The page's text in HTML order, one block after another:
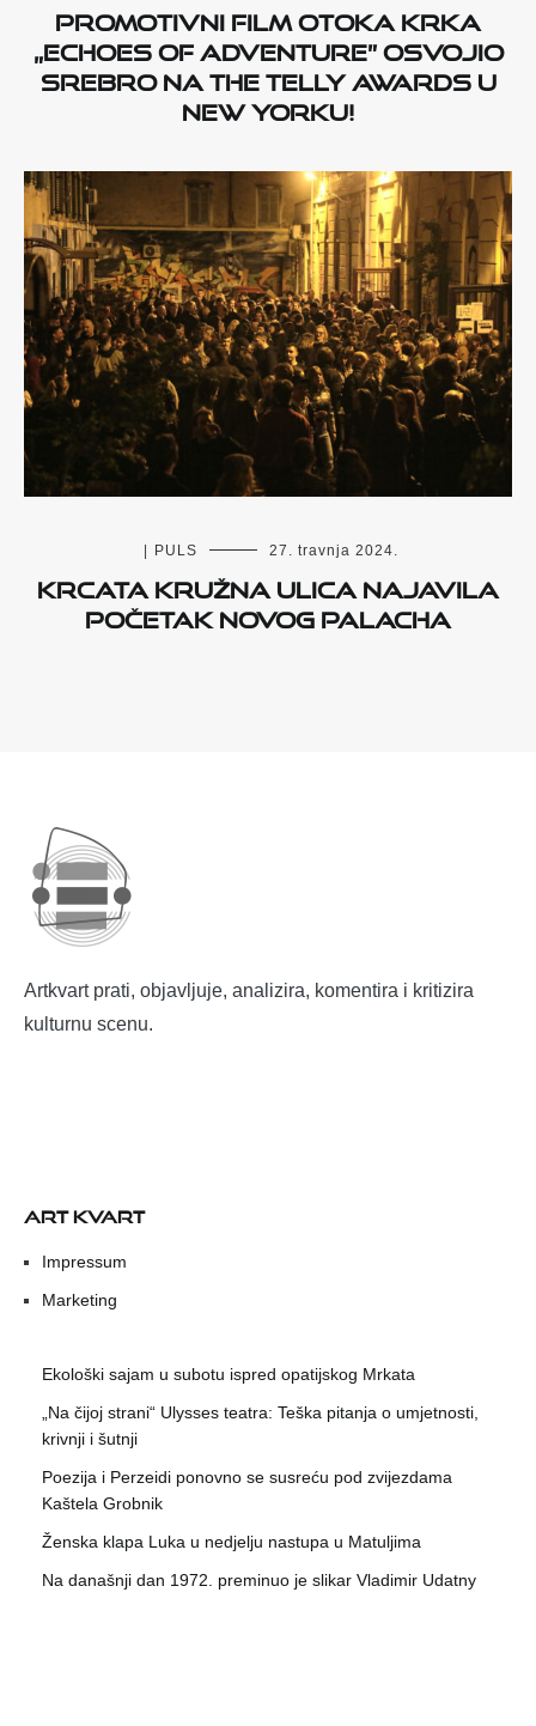
Promotivni film otoka Krka
„Echoes of Adventure” osvojio
srebro na The Telly Awards u
New Yorku!
PULS 27. travnja 2024.
Krcata Kružna ulica najavila
početak novog Palacha
Artkvart prati, objavljuje, analizira, komentira i kritizira
kulturnu scenu.
ART KVART
Impressum
Marketing
Ekološki sajam u subotu ispred opatijskog Mrkata
„Na čijoj strani“ Ulysses teatra: Teška pitanja o umjetnosti,
krivnji i šutnji
Poezija i Perzeidi ponovno se susreću pod zvijezdama
Kaštela Grobnik
Ženska klapa Luka u nedjelju nastupa u Matuljima
Na današnji dan 1972. preminuo je slikar Vladimir Udatny